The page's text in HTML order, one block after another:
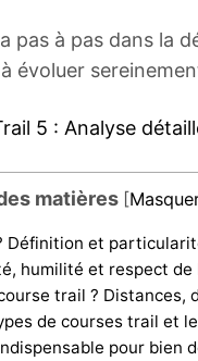
pas à pas dans la
évoluer
5 : Analyse
matières [
Définition et
humilité et respect de
trail ? Distances,
de courses trail et
pour bien